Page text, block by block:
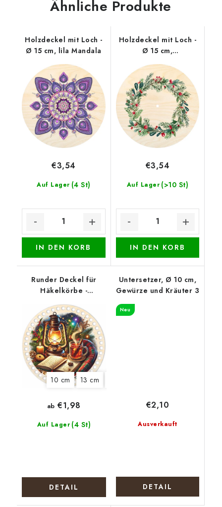
Ähnliche Produkte
Holzdeckel mit Loch -
Ø 15 cm, lila Mandala
Auf Lager (4 St)
€3,54
IN DEN KORB
Holzdeckel mit Loch -
Ø 15 cm,
Weihnachtskranz mm
Auf Lager (>10 St)
€3,54
IN DEN KORB
Runder Deckel für
Häkelkörbe -
Stillleben
10 cm 13 cm
Auf Lager (4 St)
ab €1,98
DETAIL
Untersetzer, Ø 10 cm,
Gewürze und Kräuter 3
Neu
Ausverkauft
€2,10
DETAIL